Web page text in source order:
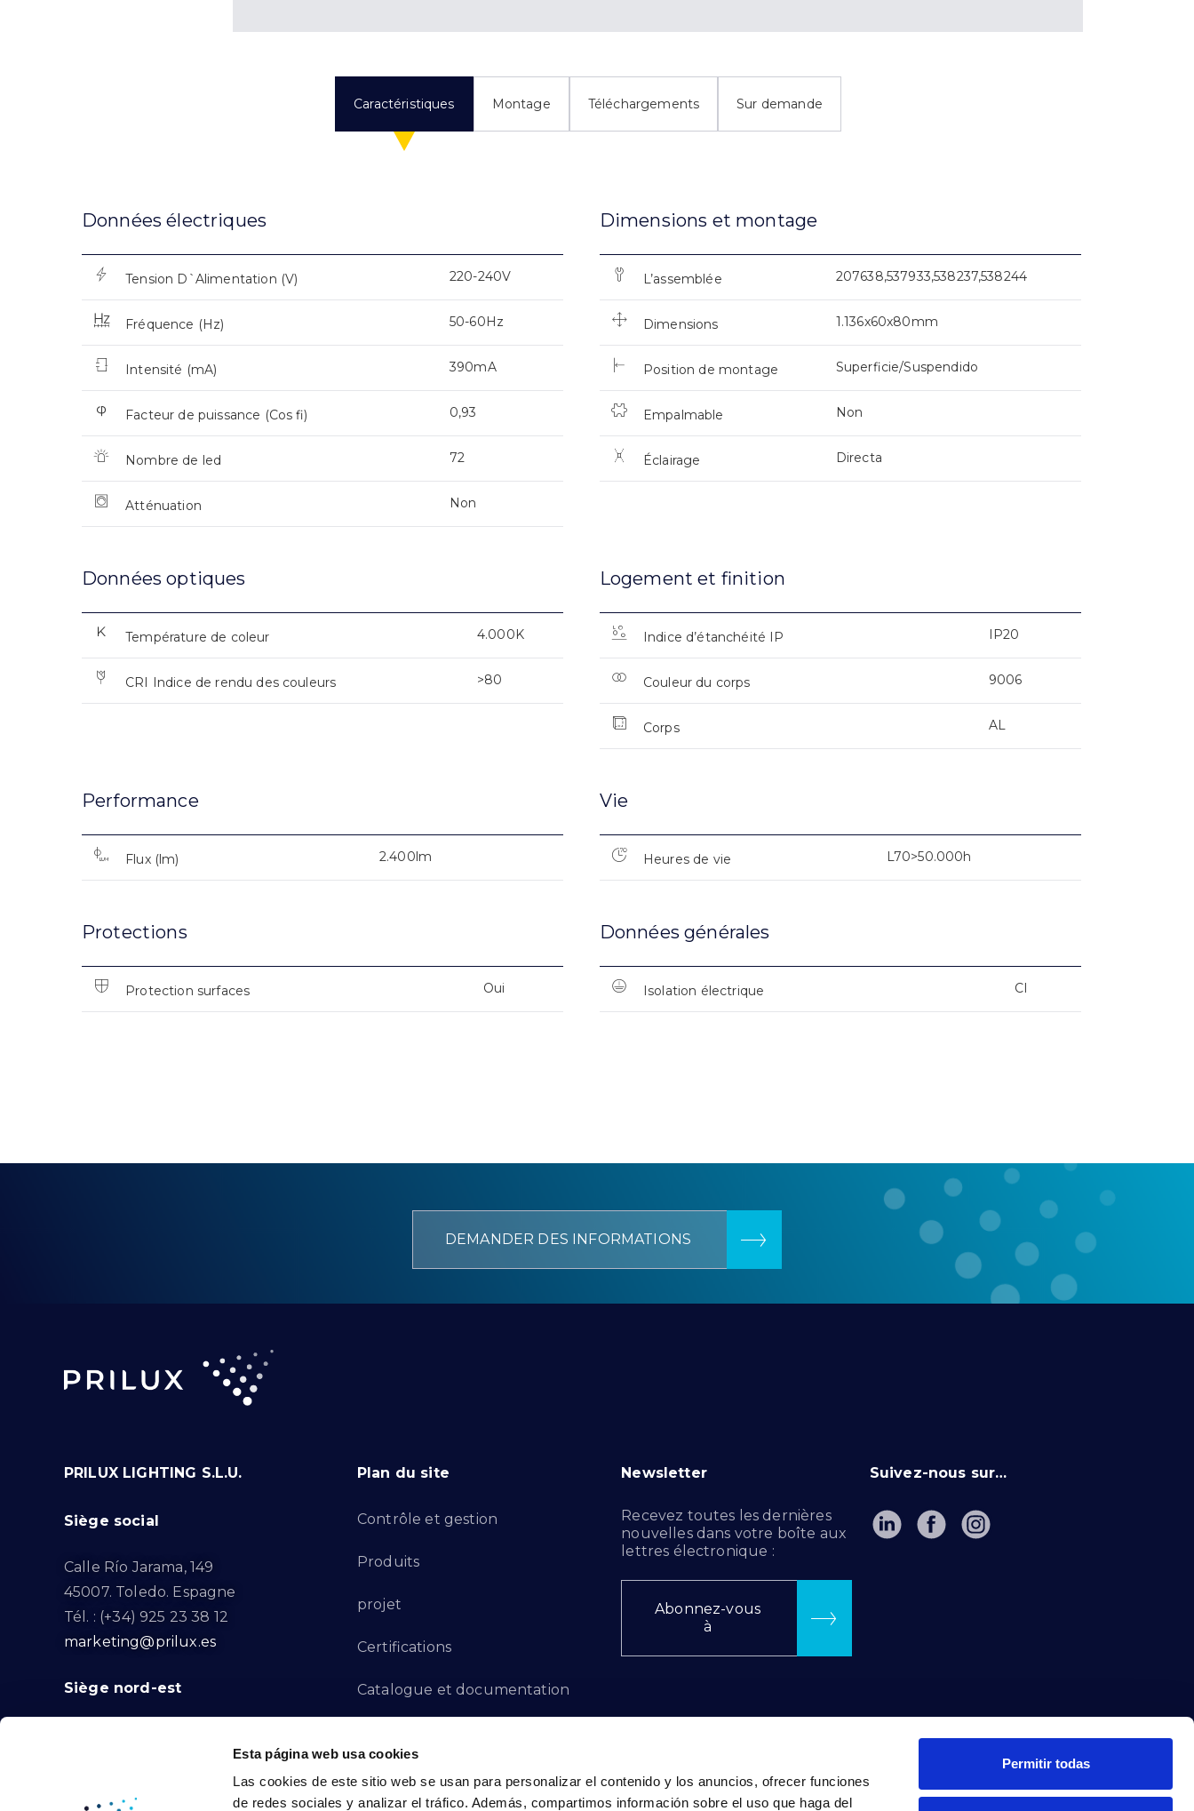
Esta página web usa cookies
Las cookies de este sitio web se usan para personalizar el contenido y los anuncios, ofrecer funciones
de redes sociales y analizar el tráfico. Además, compartimos información sobre el uso que haga del
Permitir todas
Caractéristiques Montage Téléchargements Sur demande
Données électriques
Tension D`Alimentation (V) 220-240V
Fréquence (Hz) 50-60Hz
Intensité (mA) 390mA
Facteur de puissance (Cos fi) 0,93
Nombre de led 72
Atténuation Non
Dimensions et montage
L’assemblée 207638,537933,538237,538244
Dimensions 1.136x60x80mm
Position de montage Superficie/Suspendido
Empalmable Non
Éclairage Directa
Données optiques
Température de coleur 4.000K
CRI Indice de rendu des couleurs >80
Logement et finition
Indice d’étanchéité IP IP20
Couleur du corps 9006
Corps AL
Performance
Flux (lm) 2.400lm
Vie
Heures de vie L70>50.000h
Protections
Protection surfaces Oui
Données générales
Isolation électrique CI
DEMANDER DES INFORMATIONS
PRILUX LIGHTING S.L.U.
Siège social
Calle Río Jarama, 149
45007. Toledo. Espagne
Tél. : (+34) 925 23 38 12
marketing@prilux.es
Siège nord-est
08791. Sant Llorenç d’Hortons.
Plan du site
Contrôle et gestion
Produits
projet
Certifications
Catalogue et documentation
Canal des plaintes
Newsletter
Recevez toutes les dernières
nouvelles dans votre boîte aux
lettres électronique :
Abonnez-vous
à
Suivez-nous sur…